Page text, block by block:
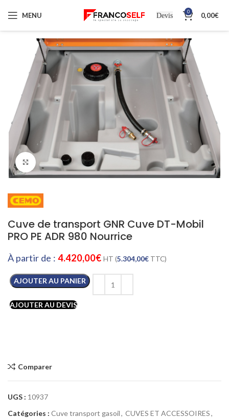
MENU Devis 0 0,00€
Cliquez pour agrandir
Cuve de transport GNR Cuve DT-Mobil
PRO PE ADR 980 Nourrice
À partir de : 4.420,00€ HT (5.304,00€ TTC)
AJOUTER AU PANIER
AJOUTER AU DEVIS
Comparer
UGS : 10937
Catégories : Cuve transport gasoil, CUVES ET ACCESSOIRES,